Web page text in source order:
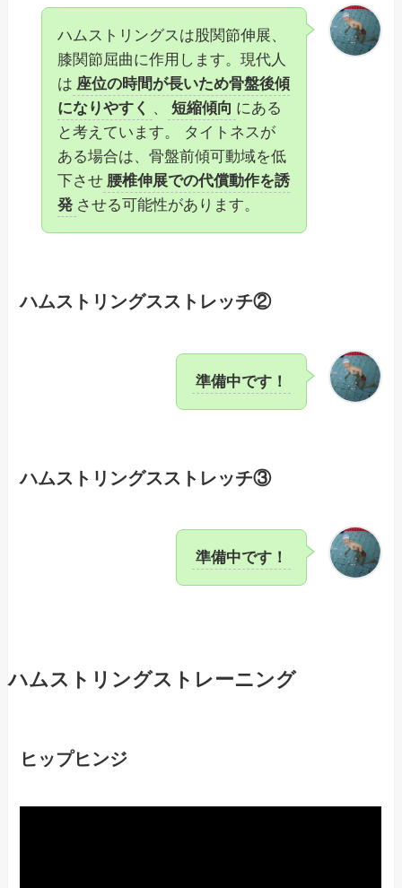
ハムストリングスは股関節伸展、
膝関節屈曲に作用します。現代人
は 座位の時間が長いため骨盤後傾
になりやすく 、 短縮傾向 にある
と考えています。 タイトネスが
ある場合は、骨盤前傾可動域を低
下させ 腰椎伸展での代償動作を誘
発 させる可能性があります。
ハムストリングスストレッチ②
準備中です！
ハムストリングスストレッチ③
準備中です！
ハムストリングストレーニング
ヒップヒンジ